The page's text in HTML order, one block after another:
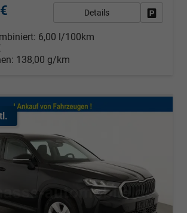
Details
6,00 l/100km
138,00 g/km